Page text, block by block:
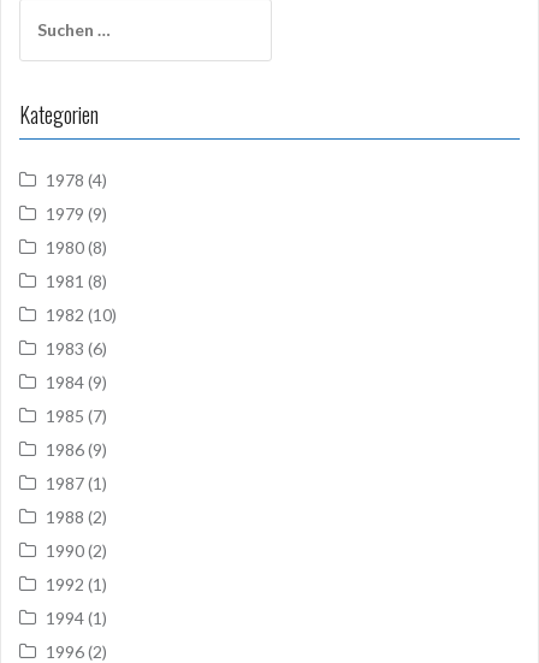
nach:
Kategorien
1978 (4)
1979 (9)
1980(8)
1981 (8)
1982 (10)
1983 (6)
1984(9)
1985 (7)
1986(9)
1987(1)
1988 (2)
1990(2)
1992 (1)
1994(1)
1996(2)